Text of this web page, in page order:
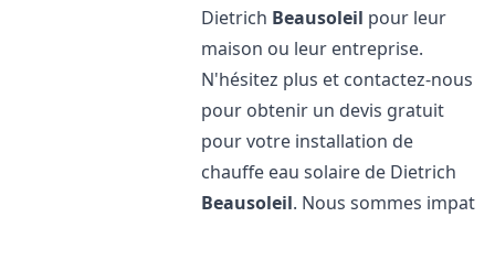
Dietrich Beausoleil pour leur
maison ou leur entreprise.
N'hésitez plus et contactez-nous
pour obtenir un devis gratuit
pour votre installation de
chauffe eau solaire de Dietrich
Beausoleil. Nous sommes impat